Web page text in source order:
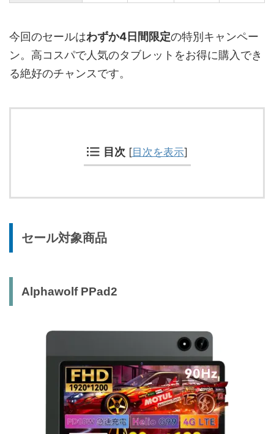
今回のセールはわずか4日間限定の特別キャンペー
ン。高コスパで人気のタブレットをお得に購入でき
る絶好のチャンスです。
目次 [目次を表示]
セール対象商品
Alphawolf PPad2